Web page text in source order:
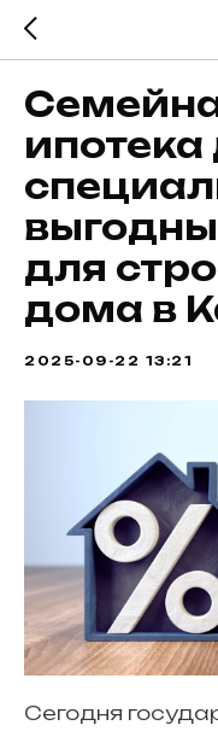
ипотека
для
дома в
2025-09-22 13:21
Сегодня